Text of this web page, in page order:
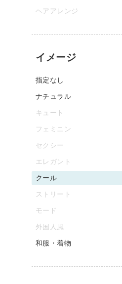
ヘアアレンジ
イメージ
指定なし
ナチュラル
キュート
フェミニン
セクシー
エレガント
クール
ストリート
モード
外国人風
和服・着物